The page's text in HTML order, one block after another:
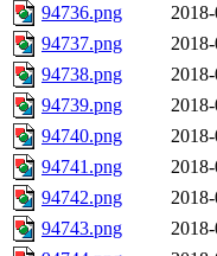
94736.png
94737.png
94738.png
94739.png
94740.png
94741.png
94742.png
94743.png